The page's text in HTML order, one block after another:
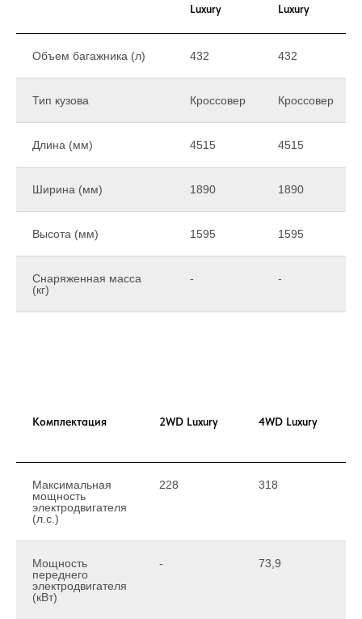
Luxury
Luxury
Объем багажника (л) 432 432
Тип кузова Кроссовер Кроссовер
Длина (мм) 4515 4515
Ширина (мм) 1890 1890
Высота (мм) 1595 1595
Снаряженная масса
(кг)
- -
Комплектация 2WD Luxury 4WD Luxury
Максимальная
мощность
электродвигателя
(л.с.)
228 318
Мощность
переднего
электродвигателя
(кВт)
- 73,9